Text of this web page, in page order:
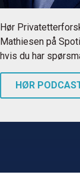
Hør
Mathiesen på
hvis du har
HØR